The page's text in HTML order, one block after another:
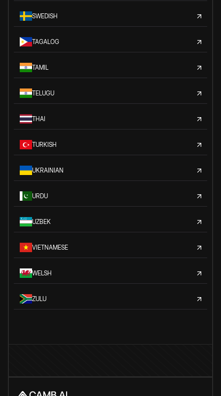
SWEDISH
TAGALOG
TAMIL
TELUGU
THAI
TURKISH
UKRAINIAN
URDU
UZBEK
VIETNAMESE
WELSH
ZULU